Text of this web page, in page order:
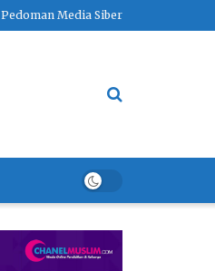
Pedoman Media Siber